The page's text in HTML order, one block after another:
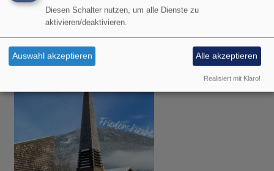
Pfarrerin Heike-Andrea Brunner-Wild
Garmisch-Partenkirchen Hauptgipfelkreuz auf dem Wank
Diesen Schalter nutzen, um alle Dienste zu
aktivieren/deaktivieren.
Auswahl akzeptieren Alle akzeptieren
Realisiert mit Klaro!